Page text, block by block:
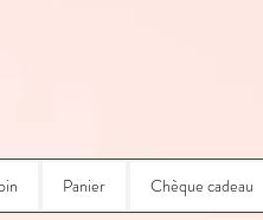
Panier Chèque cadeau